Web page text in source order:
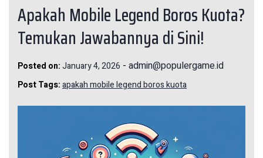
Apakah Mobile Legend Boros Kuota?
Temukan Jawabannya di Sini!
Posted on:January 4, 2026 - admin@populergame.id
Post Tags:apakah mobile legend boros kuota